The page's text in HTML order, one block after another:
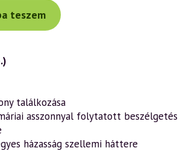
teszem
találkozása
asszonnyal folytatott
házasság szellemi háttere